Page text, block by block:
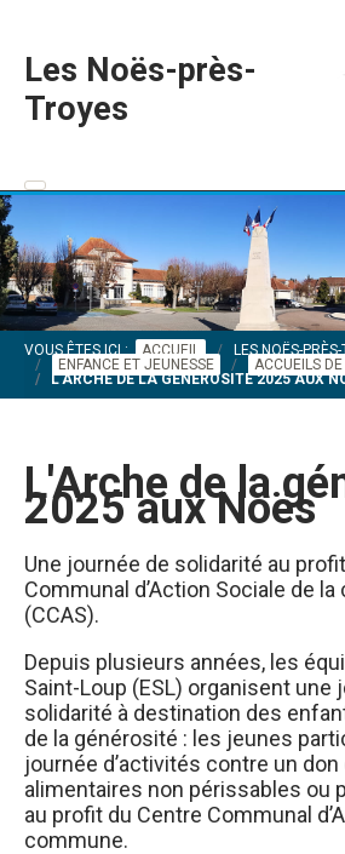
Les Noës-près-
Troyes
VOUS ÊTES ICI : ACCUEIL
LES NOËS-
ENFANCE ET JEUNESSE
ACCUEILS
L'ARCHE DE LA GÉNÉROSITÉ 2025 AUX
L'Arche de la
2025 aux Noës
Une journée de solidarité au
Communal d’Action Sociale de
(CCAS).
Depuis plusieurs années, les
Saint-Loup (ESL) organisent une
solidarité à destination des
de la générosité : les jeunes
journée d’activités contre un
alimentaires non périssables ou
au profit du Centre Communal
commune.